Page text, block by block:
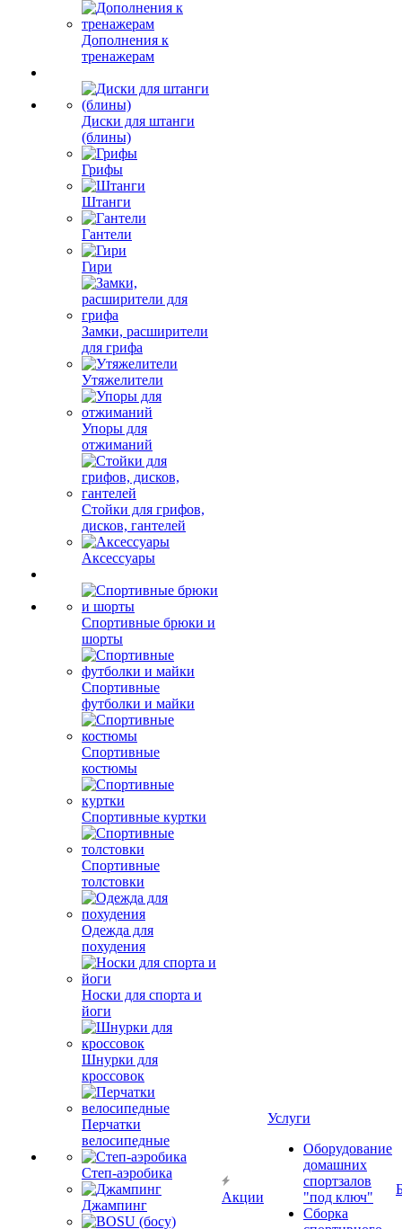
Дополнения к
тренажерам
Диски для штанги
(блины)
Грифы
Штанги
Гантели
Гири
Замки, расширители
для грифа
Утяжелители
Упоры для
отжиманий
Стойки для грифов,
дисков, гантелей
Аксессуары
Спортивные брюки и
шорты
Спортивные
футболки и майки
Спортивные
костюмы
Спортивные куртки
Спортивные
толстовки
Одежда для
похудения
Носки для спорта и
йоги
Шнурки для
кроссовок
Перчатки
велосипедные
Степ-аэробика
Джампинг
Акции
Услуги
Оборудование
домашних
спортзалов
"под ключ"
Сборка